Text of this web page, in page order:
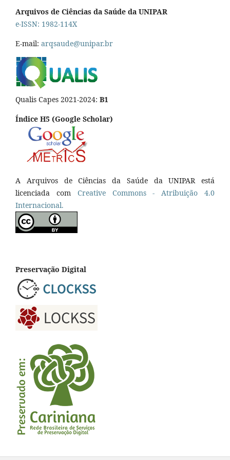
Arquivos de Ciências da Saúde da UNIPAR
e-ISSN: 1982-114X
E-mail: arqsaude@unipar.br
Qualis Capes 2021-2024: B1
Índice H5 (Google Scholar)
A Arquivos de Ciências da Saúde da UNIPAR está
licenciada com Creative Commons - Atribuição 4.0
Internacional.
Preservação Digital